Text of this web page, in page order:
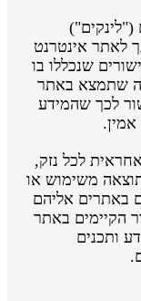
לאתר אינטרנט
שנכללו בו
שתמצא באתר
לכך שהמידע
לכל נזק,
משימוש או
אליהם
באתר
ותכנים